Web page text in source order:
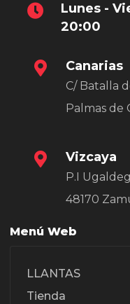
Lunes -
20:00
Canarias
C/ Batalla
Palmas de
Vizcaya
P.I
48170
Menú Web
LLANTAS
Tienda